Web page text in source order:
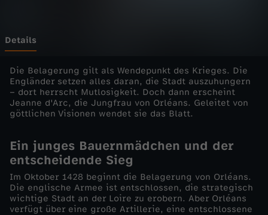
i
n
z
l
d
Details
Die Belagerung gilt als Wendepunkt des Krieges. Die
Engländer setzen alles daran, die Stadt auszuhungern
– dort herrscht Mutlosigkeit. Doch dann erscheint
Jeanne d'Arc, die Jungfrau von Orléans. Geleitet von
göttlichen Visionen wendet sie das Blatt.
Ein junges Bauernmädchen und der
entscheidende Sieg
Im Oktober 1428 beginnt die Belagerung von Orléans.
Die englische Armee ist entschlossen, die strategisch
wichtige Stadt an der Loire zu erobern. Aber Orléans
verfügt über eine große Artillerie, eine entschlossene